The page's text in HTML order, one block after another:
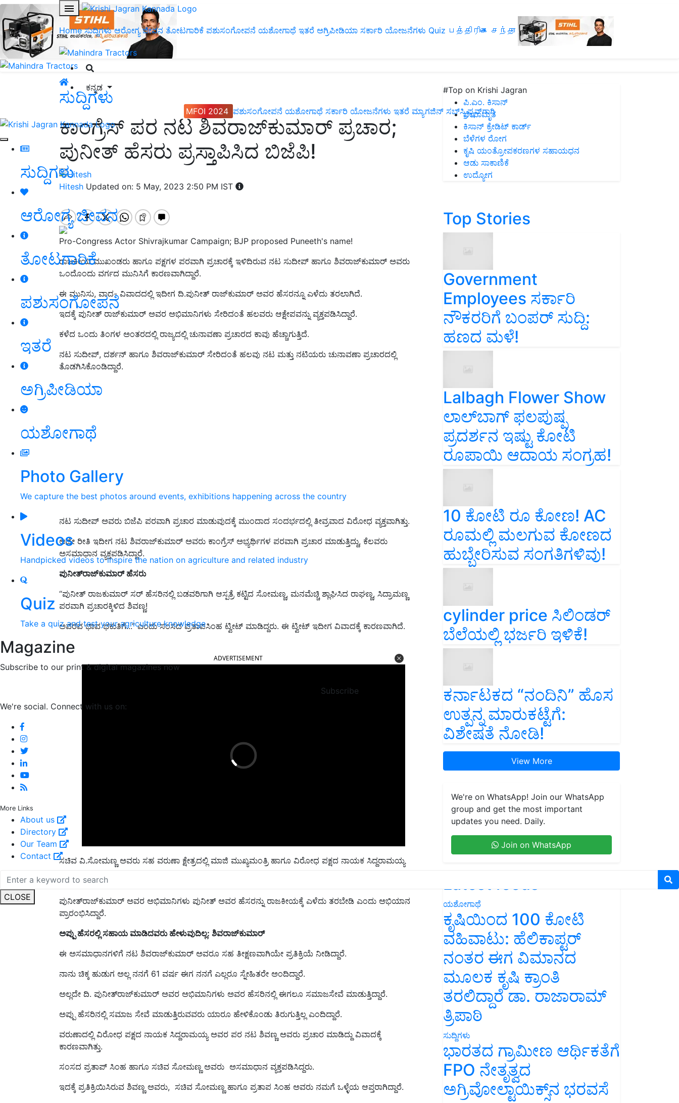
Home ಸುದ್ದಿಗಳು ಆರೋಗ್ಯ ಜೀವನ ತೋಟಗಾರಿಕೆ ಪಶುಸಂಗೋಪನೆ ಯಶೋಗಾಥೆ ಇತರೆ ಅಗ್ರಿಪೀಡಿಯಾ ಸರ್ಕಾರಿ ಯೋಜನೆಗಳು Quiz பத்திரிகை சந்தா
ಕನ್ನಡ
MFOI 2024 ಪಶುಸಂಗೋಪನೆ ಯಶೋಗಾಥೆ ಸರ್ಕಾರಿ ಯೋಜನೆಗಳು ಇತರೆ ಮ್ಯಾಗಜಿನ್‌ ಸಬ್‌ಸ್ಕ್ರಿಪ್ಷನ್‌ಗಾಗಿ
ಸುದ್ದಿಗಳು
ಆರೋಗ್ಯ ಜೀವನ
ತೋಟಗಾರಿಕೆ
ಪಶುಸಂಗೋಪನೆ
ಇತರೆ
ಅಗ್ರಿಪೀಡಿಯಾ
ಯಶೋಗಾಥೆ
Photo Gallery
We capture the best photos around events, exhibitions happening across the country
Videos
Handpicked videos to inspire the nation on agriculture and related industry
Quiz
Take a quiz and test your agriculture knowledge
Magazine
Subscribe to our print & digital magazines now
Subscribe
We're social. Connect with us on:
More Links
About us
Directory
Our Team
Contact
CLOSE
ಸುದ್ದಿಗಳು
ಕಾಂಗ್ರೆಸ್‌ ಪರ ನಟ ಶಿವರಾಜ್‌ಕುಮಾರ್‌ ಪ್ರಚಾರ;
ಪುನೀತ್‌ ಹೆಸರು ಪ್ರಸ್ತಾಪಿಸಿದ ಬಿಜೆಪಿ!
Hitesh Updated on: 5 May, 2023 2:50 PM IST
Pro-Congress Actor Shivrajkumar Campaign; BJP proposed Puneeth's name!
ರಾಜಕೀಯ ಮುಖಂಡರು ಹಾಗೂ ಪಕ್ಷಗಳ ಪರವಾಗಿ ಪ್ರಚಾರಕ್ಕೆ ಇಳಿದಿರುವ ನಟ ಸುದೀಪ್‌ ಹಾಗೂ ಶಿವರಾಜ್‌ಕುಮಾರ್‌ ಅವರು
ಒಂದೊಂದು ವರ್ಗದ ಮುನಿಸಿಗೆ ಕಾರಣವಾಗಿದ್ದಾರೆ.
ಈ ಮುನಿಸು, ವಾದ- ವಿವಾದದಲ್ಲಿ ಇದೀಗ ದಿ.ಪುನೀತ್‌ ರಾಜ್‌ಕುಮಾರ್‌ ಅವರ ಹೆಸರನ್ನೂ ಎಳೆದು ತರಲಾಗಿದೆ.
ಇದಕ್ಕೆ ಪುನೀತ್‌ ರಾಜ್‌ಕುಮಾರ್‌ ಅವರ ಅಭಿಮಾನಿಗಳು ಸೇರಿದಂತೆ ಹಲವರು ಆಕ್ಷೇಪವನ್ನು ವ್ಯಕ್ತಪಡಿಸಿದ್ದಾರೆ.
ಕಳೆದ ಒಂದು ತಿಂಗಳ ಅಂತರದಲ್ಲಿ ರಾಜ್ಯದಲ್ಲಿ ಚುನಾವಣಾ ಪ್ರಚಾರದ ಕಾವು ಹೆಚ್ಚಾಗುತ್ತಿದೆ.
ನಟ ಸುದೀಪ್‌, ದರ್ಶನ್‌ ಹಾಗೂ ಶಿವರಾಜ್‌ಕುಮಾರ್‌ ಸೇರಿದಂತೆ ಹಲವು ನಟ ಮತ್ತು ನಟಿಯರು ಚುನಾವಣಾ ಪ್ರಚಾರದಲ್ಲಿ
ತೊಡಗಿಸಿಕೊಂಡಿದ್ದಾರೆ.
ನಟ ಸುದೀಪ್‌ ಅವರು ಬಿಜೆಪಿ ಪರವಾಗಿ ಪ್ರಚಾರ ಮಾಡುವುದಕ್ಕೆ ಮುಂದಾದ ಸಂದರ್ಭದಲ್ಲಿ ತೀವ್ರವಾದ ವಿರೋಧ ವ್ಯಕ್ತವಾಗಿತ್ತು.
ಅದೇ ರೀತಿ ಇದೀಗ ನಟ ಶಿವರಾಜ್‌ಕುಮಾರ್‌ ಅವರು ಕಾಂಗ್ರೆಸ್‌ ಅಭ್ಯರ್ಥಿಗಳ ಪರವಾಗಿ ಪ್ರಚಾರ ಮಾಡುತ್ತಿದ್ದು, ಕೆಲವರು
ಅಸಮಾಧಾನ ವ್ಯಕ್ತಪಡಿಸಿದ್ದಾರೆ.
ಪುನೀತ್‌ರಾಜ್‌ಕುಮಾರ್‌ ಹೆಸರು
“ಪುನೀತ್ ರಾಜಕುಮಾರ್ ಸರ್ ಹೆಸರಿನಲ್ಲಿ ಬಡವರಿಗಾಗಿ ಆಸ್ಪತ್ರೆ ಕಟ್ಟಿದ ಸೋಮಣ್ಣ, ಮನಮೆಚ್ಚಿ ಶ್ಲಾಘಿಸಿದ ರಾಘಣ್ಣ, ಸಿದ್ರಾಮಣ್ಣ
ಪರವಾಗಿ ಪ್ರಚಾರಕ್ಕಿಳಿದ ಶಿವಣ್ಣ!
ಅವರವ ಭಾವ ಭಕುತಿಗೆ...” ಎಂದು ಸಂಸದ ಪ್ರತಾಪಸಿಂಹ ಟ್ವೀಟ್‌ ಮಾಡಿದ್ದರು. ಈ ಟ್ವೀಟ್‌ ಇದೀಗ ವಿವಾದಕ್ಕೆ ಕಾರಣವಾಗಿದೆ.
ಸಚಿವ ವಿ.ಸೋಮಣ್ಣ ಅವರು ಸಹ ವರುಣಾ ಕ್ಷೇತ್ರದಲ್ಲಿ ಮಾಜಿ ಮುಖ್ಯಮಂತ್ರಿ ಹಾಗೂ ವಿರೋಧ ಪಕ್ಷದ ನಾಯಕ ಸಿದ್ದರಾಮಯ್ಯ
ಅವರ ಪರವಾಗಿ ಪ್ರಚಾರ ಮಾಡಿರುವುದಕ್ಕೆ ಅಸಮಾಧಾನ ವ್ಯಕ್ತಪಡಿಸಿದ್ದರು.
ಪ್ರಾರಂಭಿಸಿದ್ದಾರೆ.
ಅಪ್ಪು ಹೆಸರಲ್ಲಿ ಸಹಾಯ ಮಾಡಿದವರು ಹೇಳುವುದಿಲ್ಲ: ಶಿವರಾಜ್‌ಕುಮಾರ್‌
ಈ ಅಸಮಾಧಾನಗಳಿಗೆ ನಟ ಶಿವರಾಜ್‌ಕುಮಾರ್‌ ಅವರೂ ಸಹ ತೀಕ್ಷಣವಾಗಿಯೇ ಪ್ರತಿಕ್ರಿಯೆ ನೀಡಿದ್ದಾರೆ.
ನಾನು ಚಿಕ್ಕ ಹುಡುಗ ಅಲ್ಲ ನನಗೆ 61 ವರ್ಷ ಈಗ ನನಗೆ ಎಲ್ಲರೂ ಸ್ನೇಹಿತರೇ ಅಂದಿದ್ದಾರೆ.
ಅಲ್ಲದೇ ದಿ. ಪುನೀತ್‌ರಾಜ್‌ಕುಮಾರ್‌ ಅವರ ಅಭಿಮಾನಿಗಳು ಅವರ ಹೆಸರಿನಲ್ಲಿ ಈಗಲೂ ಸಮಾಜಸೇವೆ ಮಾಡುತ್ತಿದ್ದಾರೆ.
ಅಪ್ಪು ಹೆಸರಿನಲ್ಲಿ ಸಮಾಜ ಸೇವೆ ಮಾಡುತ್ತಿರುವವರು ಯಾರೂ ಹೇಳಿಕೊಂಡು ತಿರುಗುತ್ತಿಲ್ಲ ಎಂದಿದ್ದಾರೆ.
ವರುಣಾದಲ್ಲಿ ವಿರೋಧ ಪಕ್ಷದ ನಾಯಕ ಸಿದ್ದರಾಮಯ್ಯ ಅವರ ಪರ ನಟ ಶಿವಣ್ಣ ಅವರು ಪ್ರಚಾರ ಮಾಡಿದ್ದು ವಿವಾದಕ್ಕೆ
ಕಾರಣವಾಗಿತ್ತು.
ಸಂಸದ ಪ್ರತಾಪ್ ಸಿಂಹ ಹಾಗೂ ಸಚಿವ ಸೋಮಣ್ಣ ಅವರು ಅಸಮಾಧಾನ ವ್ಯಕ್ತಪಡಿಸಿದ್ದರು.
ಇದಕ್ಕೆ ಪ್ರತಿಕ್ರಿಯಿಸಿರುವ ಶಿವಣ್ಣ ಅವರು, ಸಚಿವ ಸೋಮಣ್ಣ ಹಾಗೂ ಪ್ರತಾಪ ಸಿಂಹ ಅವರು ನಮಗೆ ಒಳ್ಳೆಯ ಆಪ್ತರಾಗಿದ್ದಾರೆ.
ಅಲ್ಲದೇ ಅವರ ಬಗ್ಗೆ ಒಳ್ಳೆಯ ಗೌರವವಿದೆ ಎಂದು ಹೇಳಿದ್ದಾರೆ.
#Top on Krishi Jagran
ಪಿ.ಎಂ. ಕಿಸಾನ್
ಜೀವಾಮೃತ
ಕಿಸಾನ್ ಕ್ರೇಡಿಟ್ ಕಾರ್ಡ್
ಬೆಳೆಗಳ ರೋಗ
ಕೃಷಿ ಯಂತ್ರೋಪಕರಣಗಳ ಸಹಾಯಧನ
ಆಡು ಸಾಕಾಣಿಕೆ
ಉದ್ಯೋಗ
Top Stories
Government
Employees ಸರ್ಕಾರಿ
ನೌಕರರಿಗೆ ಬಂಪರ್‌ ಸುದ್ದಿ:
ಹಣದ ಮಳೆ!
Lalbagh Flower Show
ಲಾಲ್‌ಬಾಗ್ ಫಲಪುಷ್ಪ
ಪ್ರದರ್ಶನ ಇಷ್ಟು ಕೋಟಿ
ರೂಪಾಯಿ ಆದಾಯ ಸಂಗ್ರಹ!
10 ಕೋಟಿ ರೂ ಕೋಣ! AC
ರೂಮಲ್ಲಿ ಮಲಗುವ ಕೋಣದ
ಹುಬ್ಬೇರಿಸುವ ಸಂಗತಿಗಳಿವು!
cylinder price ಸಿಲಿಂಡರ್‌
ಬೆಲೆಯಲ್ಲಿ ಭರ್ಜರಿ ಇಳಿಕೆ!
ಕರ್ನಾಟಕದ “ನಂದಿನಿ” ಹೊಸ
ಉತ್ಪನ್ನ ಮಾರುಕಟ್ಟೆಗೆ:
ವಿಶೇಷತೆ ನೋಡಿ!
View More
We're on WhatsApp! Join our WhatsApp
group and get the most important
updates you need. Daily.
Join on WhatsApp
Latest feeds
ಯಶೋಗಾಥೆ
ಕೃಷಿಯಿಂದ 100 ಕೋಟಿ
ವಹಿವಾಟು: ಹೆಲಿಕಾಪ್ಟರ್
ನಂತರ ಈಗ ವಿಮಾನದ
ಮೂಲಕ ಕೃಷಿ ಕ್ರಾಂತಿ
ತರಲಿದ್ದಾರೆ ಡಾ. ರಾಜಾರಾಮ್
ತ್ರಿಪಾಠಿ
ಸುದ್ದಿಗಳು
ಭಾರತದ ಗ್ರಾಮೀಣ ಆರ್ಥಿಕತೆಗೆ
FPO ನೇತೃತ್ವದ
ಅಗ್ರಿವೋಲ್ಟಾಯಿಕ್ಸ್‌ನ ಭರವಸೆ